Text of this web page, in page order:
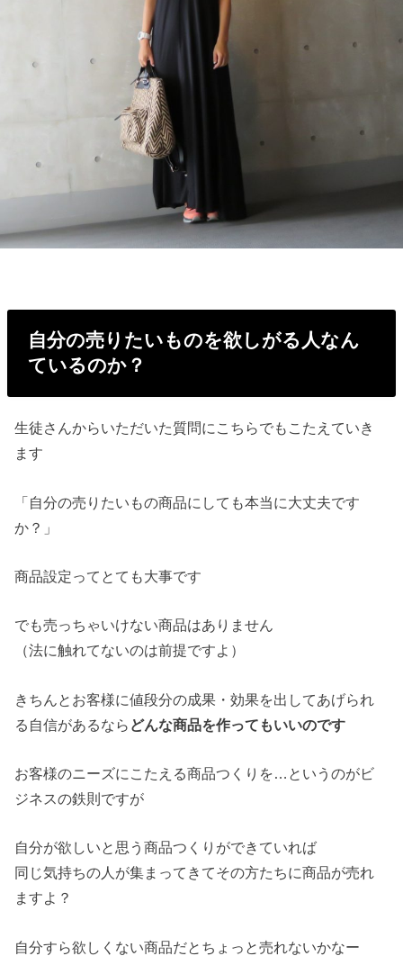
自分の売りたいものを欲しがる人なん
ているのか？
生徒さんからいただいた質問にこちらでもこたえていき
ます
「自分の売りたいもの商品にしても本当に大丈夫です
か？」
商品設定ってとても大事です
でも売っちゃいけない商品はありません
（法に触れてないのは前提ですよ）
きちんとお客様に値段分の成果・効果を出してあげられ
る自信があるなら どんな商品を作ってもいいのです
お客様のニーズにこたえる商品つくりを…というのがビ
ジネスの鉄則ですが
自分が欲しいと思う商品つくりができていれば
同じ気持ちの人が集まってきてその方たちに商品が売れ
ますよ？
自分すら欲しくない商品だとちょっと売れないかなー